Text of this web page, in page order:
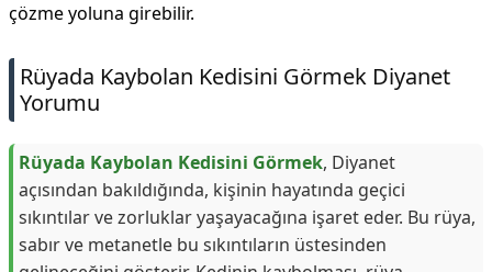
çözme yoluna girebilir.
Rüyada Kaybolan Kedisini Görmek Diyanet
Yorumu
Rüyada Kaybolan Kedisini Görmek, Diyanet
açısından bakıldığında, kişinin hayatında geçici
sıkıntılar ve zorluklar yaşayacağına işaret eder. Bu rüya,
sabır ve metanetle bu sıkıntıların üstesinden